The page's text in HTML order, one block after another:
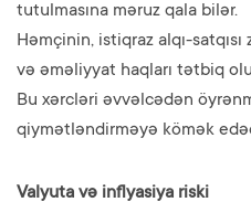
tutulmasına məruz qala bilər.
Həmçinin, istiqraz alqı-satqısı
və əməliyyat haqları tətbiq
Bu xərcləri əvvəlcədən
qiymətləndirməyə kömək
Valyuta və inflyasiya riski